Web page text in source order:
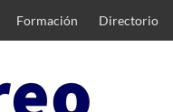
Formación Directorio